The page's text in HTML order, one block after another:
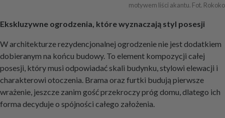
motywem liści akantu. Fot. Rokoko
Ekskluzywne ogrodzenia, które wyznaczają styl posesji
W architekturze rezydencjonalnej ogrodzenie nie jest dodatkiem
dobieranym na końcu budowy. To element kompozycji całej
posesji, który musi odpowiadać skali budynku, stylowi elewacji i
charakterowi otoczenia. Brama oraz furtki budują pierwsze
wrażenie, jeszcze zanim gość przekroczy próg domu, dlatego ich
forma decyduje o spójności całego założenia.